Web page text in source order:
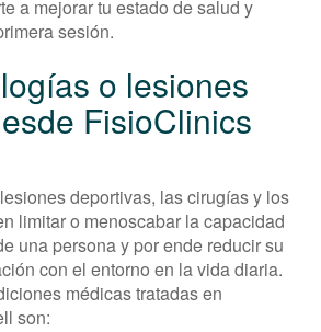
a mejorar tu estado de salud y
sesión.
o lesiones
FisioClinics
deportivas, las cirugías y los
limitar o menoscabar la capacidad
una persona y por ende reducir su
con el entorno en la vida diaria.
médicas tratadas en
son: